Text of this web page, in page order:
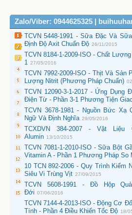
Zalo/Viber: 0944625325 |
TCVN 5448-1991 - Sữa Đặc Và
Định Độ Axit Chuẩn Độ 26/11/2015
TCVN 8184-1-2009-ISO - Chất
1
27/05/2016
TCVN 7992-2009-ISO - Thịt Và Sản
Lượng Nitrit (Phương Pháp Chuẩn)
TCVN 12090-3-1-2017 - Ứng
Điện Từ - Phần 3-1 Phương Tiện
TCVN 3678-1981 - Nguồn Bức Xạ
Ngữ Và Định Nghĩa 29/05/2016
TCXDVN 384-2007 - Vật
Alumin 13/10/2015
TCVN 7081-1-2010-ISO - Sữa Bột
Vitamin A - Phần 1 Phương Pháp So
10 TCN 892-2006 - Quy Trình Kiểm
Siêu Vi Trùng Vịt 27/09/2015
TCVN 5608-1991 - Đồ Hộp
Đới 07/06/2016
TCVN 7144-4-2013-ISO - Động Cơ
Tính - Phần 4 Điều Khiển Tốc Độ 18/